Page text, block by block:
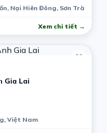
Nại Hiên Đông, Sơn Trà, Đà
Xem chi tiết →
Gia Lai
Việt Nam